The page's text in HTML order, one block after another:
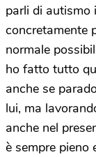
parli di autismo
concretamente
normale
ho fatto tutto
anche se
lui, ma
anche nel
è sempre pieno